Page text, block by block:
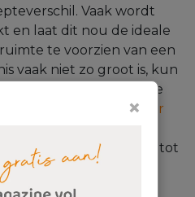
×
Vaak wordt
en laat dit nou de ideale
te voorzien van een
vaak niet zo groot is, kun
van unieke tegels. Je
in een opvallende
kleur
Soms wordt ervoor
het inbouwreservoir tot
lopen, er ontstaat
nis. Ook dit is de